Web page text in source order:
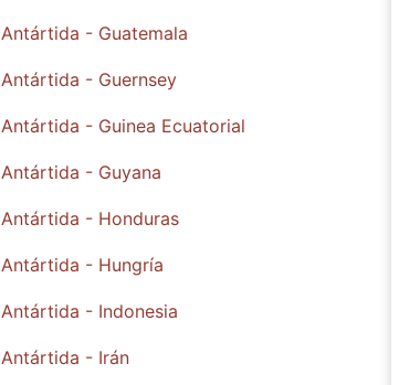
Antártida - Guatemala
Antártida - Guernsey
Antártida - Guinea Ecuatorial
Antártida - Guyana
Antártida - Honduras
Antártida - Hungría
Antártida - Indonesia
Antártida - Irán